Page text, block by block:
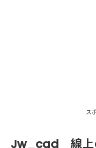
ス
Jw_cad 線上